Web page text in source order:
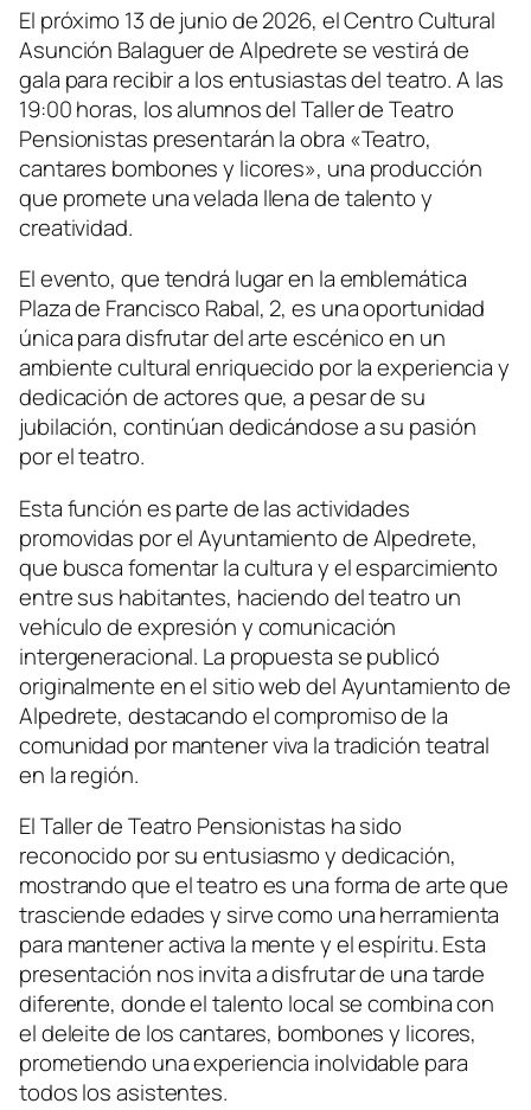
El próximo 13 de junio de 2026, el Centro Cultural
Asunción Balaguer de Alpedrete se vestirá de
gala para recibir a los entusiastas del teatro. A las
19:00 horas, los alumnos del Taller de Teatro
Pensionistas presentarán la obra «Teatro,
cantares bombones y licores», una producción
que promete una velada llena de talento y
creatividad.
El evento, que tendrá lugar en la emblemática
Plaza de Francisco Rabal, 2, es una oportunidad
única para disfrutar del arte escénico en un
ambiente cultural enriquecido por la experiencia y
dedicación de actores que, a pesar de su
jubilación, continúan dedicándose a su pasión
por el teatro.
Esta función es parte de las actividades
promovidas por el Ayuntamiento de Alpedrete,
que busca fomentar la cultura y el esparcimiento
entre sus habitantes, haciendo del teatro un
vehículo de expresión y comunicación
intergeneracional. La propuesta se publicó
originalmente en el sitio web del Ayuntamiento de
Alpedrete, destacando el compromiso de la
comunidad por mantener viva la tradición teatral
en la región.
El Taller de Teatro Pensionistas ha sido
reconocido por su entusiasmo y dedicación,
mostrando que el teatro es una forma de arte que
trasciende edades y sirve como una herramienta
para mantener activa la mente y el espíritu. Esta
presentación nos invita a disfrutar de una tarde
diferente, donde el talento local se combina con
el deleite de los cantares, bombones y licores,
prometiendo una experiencia inolvidable para
todos los asistentes.